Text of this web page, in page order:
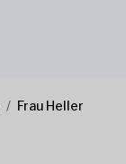
Frau Heller